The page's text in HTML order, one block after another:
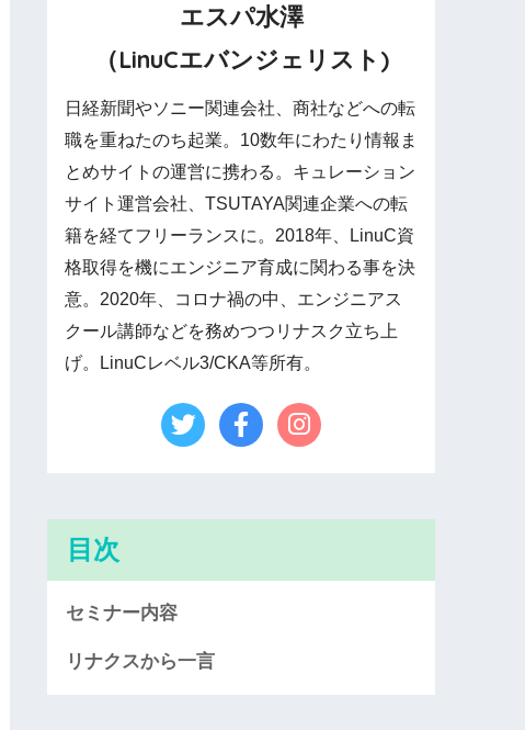
エスパ水澤
（LinuCエバンジェリスト)
日経新聞やソニー関連会社、商社などへの転
職を重ねたのち起業。10数年にわたり情報ま
とめサイトの運営に携わる。キュレーション
サイト運営会社、TSUTAYA関連企業への転
籍を経てフリーランスに。2018年、LinuC資
格取得を機にエンジニア育成に関わる事を決
意。2020年、コロナ禍の中、エンジニアス
クール講師などを務めつつリナスク立ち上
げ。LinuCレベル3/CKA等所有。
目次
セミナー内容
リナクスから一言